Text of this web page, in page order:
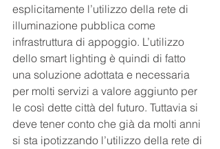
esplicitamente l’utilizzo della rete di
illuminazione pubblica come
infrastruttura di appoggio. L’utilizzo
dello smart lighting è quindi di fatto
una soluzione adottata e necessaria
per molti servizi a valore aggiunto per
le così dette città del futuro. Tuttavia si
deve tener conto che già da molti anni
si sta ipotizzando l’utilizzo della rete di